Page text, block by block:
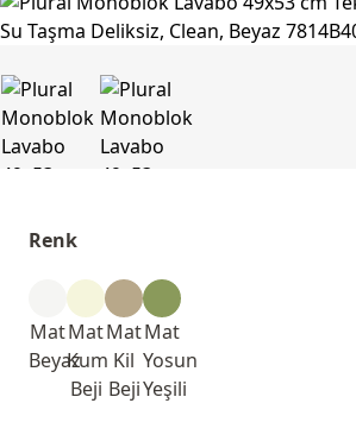
Renk
Mat
Beyaz
Mat
Kum
Beji
Mat
Kil
Beji
Mat
Yosun
Yeşili